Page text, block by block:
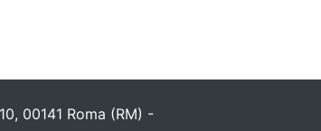
00141 Roma (RM) -